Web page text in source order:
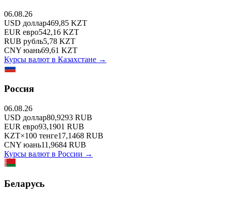
06.08.26
USD доллар469,85 KZT
EUR евро542,16 KZT
RUB рубль5,78 KZT
CNY юань69,61 KZT
Курсы валют в Казахстане →
Россия
06.08.26
USD доллар80,9293 RUB
EUR евро93,1901 RUB
KZT×100 тенге17,1468 RUB
CNY юань11,9684 RUB
Курсы валют в России →
Беларусь